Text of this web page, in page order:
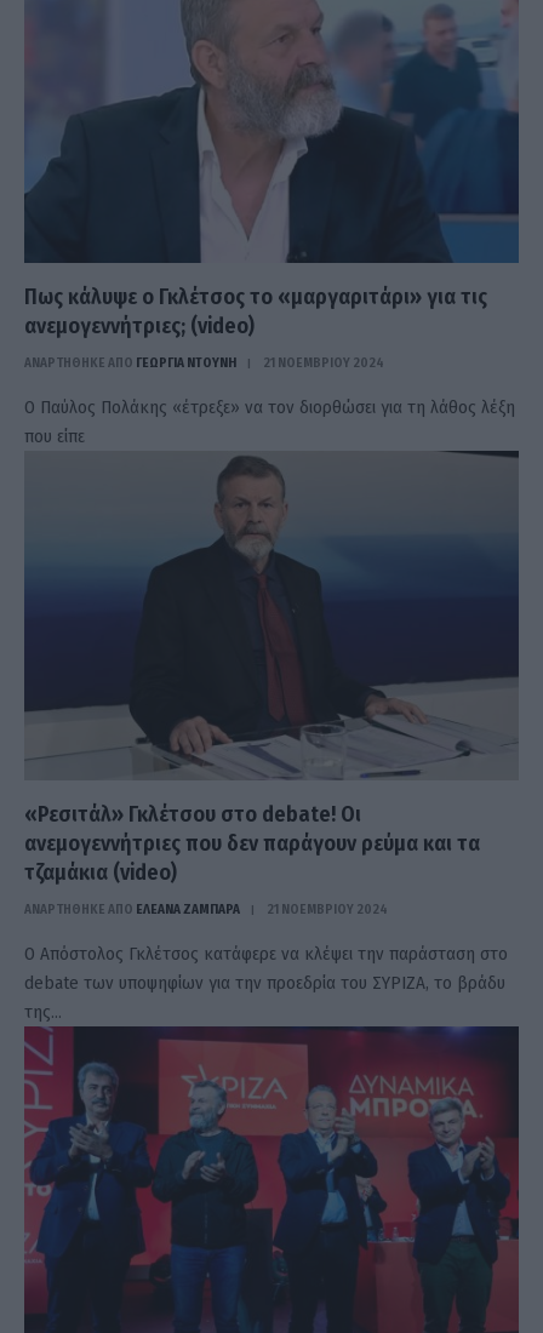
Πως κάλυψε ο Γκλέτσος το «μαργαριτάρι» για τις
ανεμογεννήτριες; (video)
ΑΝΑΡΤΗΘΗΚΕ ΑΠΟ ΓΕΩΡΓΊΑ ΝΤΟΎΝΗ 21 ΝΟΕΜΒΡΊΟΥ 2024
Ο Παύλος Πολάκης «έτρεξε» να τον διορθώσει για τη λάθος λέξη
που είπε
«Ρεσιτάλ» Γκλέτσου στο debate! Οι
ανεμογεννήτριες που δεν παράγουν ρεύμα και τα
τζαμάκια (video)
ΑΝΑΡΤΗΘΗΚΕ ΑΠΟ ΕΛΕΑΝΑ ΖΑΜΠΑΡΑ 21 ΝΟΕΜΒΡΊΟΥ 2024
Ο Απόστολος Γκλέτσος κατάφερε να κλέψει την παράσταση στο
debate των υποψηφίων για την προεδρία του ΣΥΡΙΖΑ, το βράδυ
της…